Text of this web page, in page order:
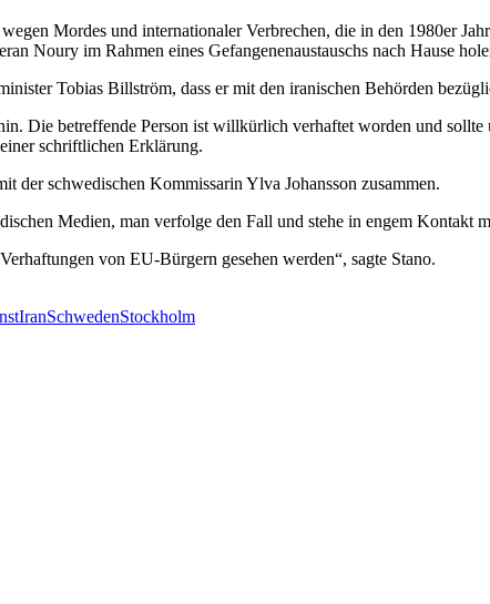
Mordes und internationaler Verbrechen, die in den 1980er
Noury im Rahmen eines Gefangenenaustauschs nach Hause
Tobias Billström, dass er mit den iranischen Behörden
Die betreffende Person ist willkürlich verhaftet worden und
schriftlichen Erklärung.
schwedischen Kommissarin Ylva Johansson zusammen.
Medien, man verfolge den Fall und stehe in engem Kontakt
von EU-Bürgern gesehen werden“, sagte Stano.
IranSchwedenStockholm